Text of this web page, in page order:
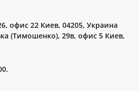
офис 22 Киев, 04205, Украина
(Тимошенко), 29в, офис 5 Киев,